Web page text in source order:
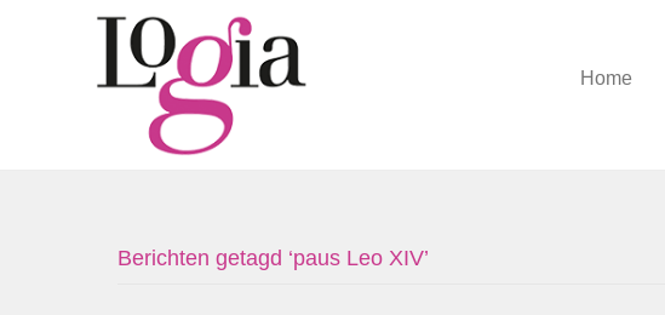
Home
Berichten getagd ‘paus Leo XIV’